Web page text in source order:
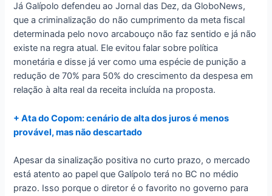
Já Galípolo defendeu ao Jornal das Dez, da GloboNews,
que a criminalização do não cumprimento da meta fiscal
determinada pelo novo arcabouço não faz sentido e já não
existe na regra atual. Ele evitou falar sobre política
monetária e disse já ver como uma espécie de punição a
redução de 70% para 50% do crescimento da despesa em
relação à alta real da receita incluída na proposta.
+ Ata do Copom: cenário de alta dos juros é menos
provável, mas não descartado
Apesar da sinalização positiva no curto prazo, o mercado
está atento ao papel que Galípolo terá no BC no médio
prazo. Isso porque o diretor é o favorito no governo para